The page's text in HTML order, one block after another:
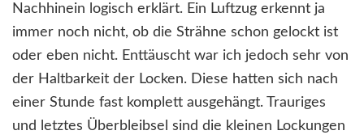
Nachhinein logisch erklärt. Ein Luftzug erkennt ja
immer noch nicht, ob die Strähne schon gelockt ist
oder eben nicht. Enttäuscht war ich jedoch sehr von
der Haltbarkeit der Locken. Diese hatten sich nach
einer Stunde fast komplett ausgehängt. Trauriges
und letztes Überbleibsel sind die kleinen Lockungen